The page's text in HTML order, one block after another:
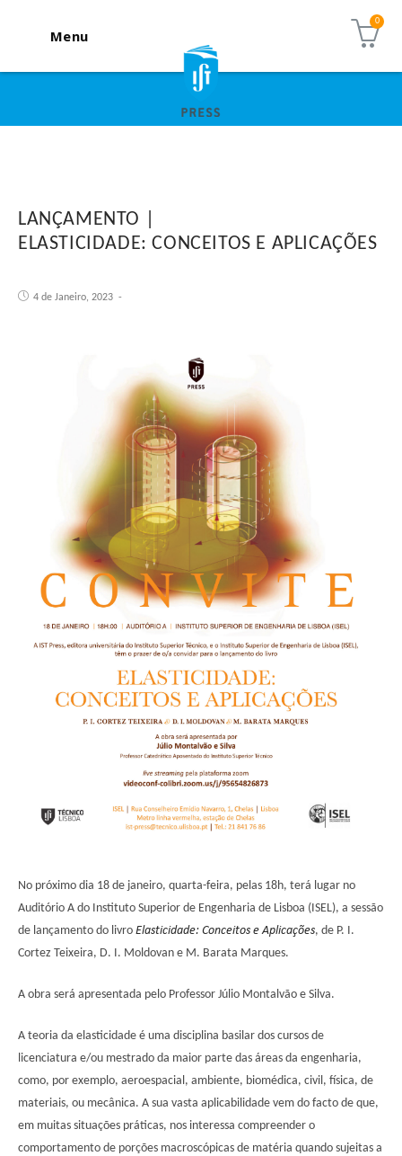
Menu
LANÇAMENTO |
ELASTICIDADE: CONCEITOS E APLICAÇÕES
4 de Janeiro, 2023
No próximo dia 18 de janeiro, quarta-feira, pelas 18h, terá lugar no
Auditório A do Instituto Superior de Engenharia de Lisboa (ISEL), a sessão
de lançamento do livro Elasticidade: Conceitos e Aplicações, de P. I.
Cortez Teixeira, D. I. Moldovan e M. Barata Marques.
A obra será apresentada pelo Professor Júlio Montalvão e Silva.
A teoria da elasticidade é uma disciplina basilar dos cursos de
licenciatura e/ou mestrado da maior parte das áreas da engenharia,
como, por exemplo, aeroespacial, ambiente, biomédica, civil, física, de
materiais, ou mecânica. A sua vasta aplicabilidade vem do facto de que,
em muitas situações práticas, nos interessa compreender o
comportamento de porções macroscópicas de matéria quando sujeitas a